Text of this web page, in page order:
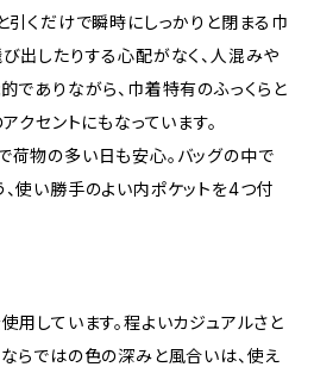
引くだけで瞬時にしっかりと閉まる巾
出したりする心配がなく、人混みや
でありながら、巾着特有のふっくらと
クセントにもなっています。
物の多い日も安心。バッグの中で
使い勝手のよい内ポケットを4つ付
用しています。程よいカジュアルさと
らではの色の深みと風合いは、使え